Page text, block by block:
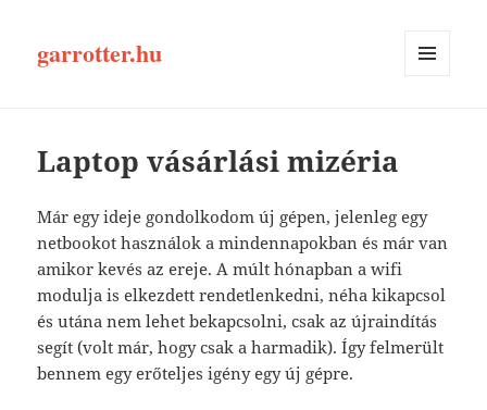
garrotter.hu
Laptop vásárlási mizéria
Már egy ideje gondolkodom új gépen, jelenleg egy
netbookot használok a mindennapokban és már van
amikor kevés az ereje. A múlt hónapban a wifi
modulja is elkezdett rendetlenkedni, néha kikapcsol
és utána nem lehet bekapcsolni, csak az újraindítás
segít (volt már, hogy csak a harmadik). Így felmerült
bennem egy erőteljes igény egy új gépre.